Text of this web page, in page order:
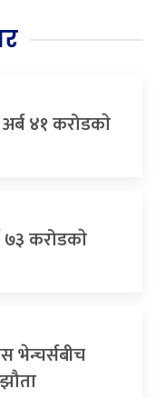
४१ करोडकाे
७३ करोडकाे
भेन्चर्सबीच